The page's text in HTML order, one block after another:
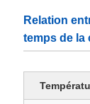
Relation
temps de la